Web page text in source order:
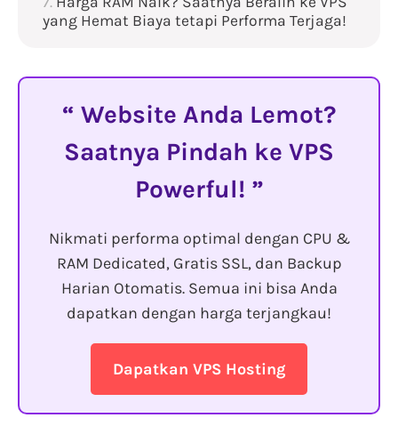
yang Hemat Biaya tetapi Performa Terjaga!
Website Anda Lemot?
Saatnya Pindah ke VPS
Powerful!
Nikmati performa optimal dengan CPU &
RAM Dedicated, Gratis SSL, dan Backup
Harian Otomatis. Semua ini bisa Anda
dapatkan dengan harga terjangkau!
Dapatkan VPS Hosting